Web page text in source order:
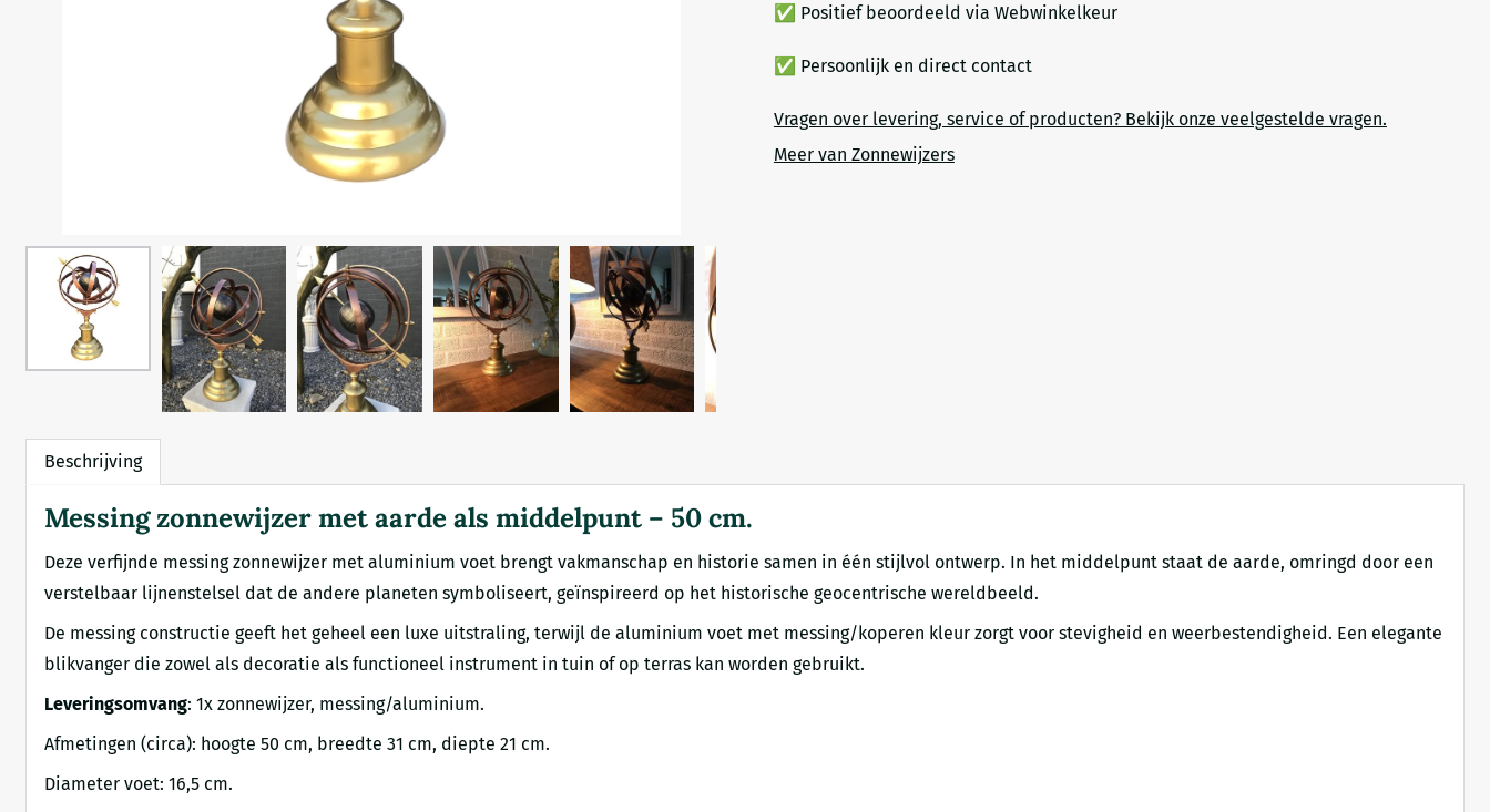
✅ Positief beoordeeld via Webwinkelkeur
✅ Persoonlijk en direct contact
Vragen over levering, service of producten? Bekijk onze veelgestelde vragen.
Meer van Zonnewijzers
Beschrijving
Messing zonnewijzer met aarde als middelpunt – 50 cm.
Deze verfijnde messing zonnewijzer met aluminium voet brengt vakmanschap en historie samen in één stijlvol ontwerp. In het middelpunt staat de aarde, omringd door een
verstelbaar lijnenstelsel dat de andere planeten symboliseert, geïnspireerd op het historische geocentrische wereldbeeld.
De messing constructie geeft het geheel een luxe uitstraling, terwijl de aluminium voet met messing/koperen kleur zorgt voor stevigheid en weerbestendigheid. Een elegante
blikvanger die zowel als decoratie als functioneel instrument in tuin of op terras kan worden gebruikt.
Leveringsomvang: 1x zonnewijzer, messing/aluminium.
Afmetingen (circa): hoogte 50 cm, breedte 31 cm, diepte 21 cm.
Diameter voet: 16,5 cm.